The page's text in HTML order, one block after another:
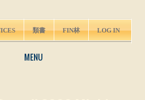
類書 FIN林 LOG IN
MENU